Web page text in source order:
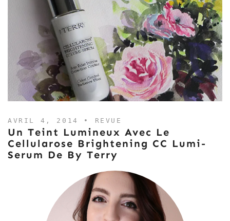
AVRIL 4, 2014 • REVUE
Un Teint Lumineux Avec Le
Cellularose Brightening CC Lumi-
Serum De By Terry